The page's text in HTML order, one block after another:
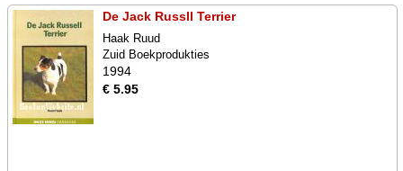
De Jack Russll Terrier
Haak Ruud
Zuid Boekprodukties
1994
€ 5.95